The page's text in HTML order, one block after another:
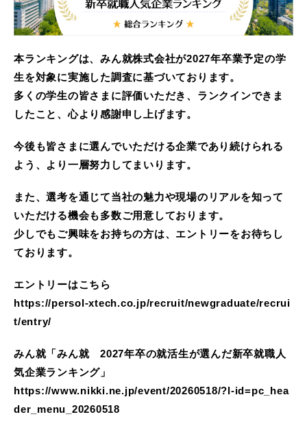
本ランキングは、みん就株式会社が2027年卒業予定の学
生を対象に実施した調査に基づいております。
多くの学生の皆さまに評価いただき、ランクインできま
したこと、心より感謝申し上げます。
今後も皆さまに選んでいただける企業であり続けられる
よう、より一層努力してまいります。
また、選考を通じて当社の魅力や現場のリアルを知って
いただける機会も多数ご用意しております。
少しでもご興味をお持ちの方は、エントリーをお待ちし
ております。
エントリーはこちら
https://persol-xtech.co.jp/recruit/newgraduate/recrui
t/entry/
みん就「みん就 2027年卒の就活生が選んだ新卒就職人
気企業ランキング」
https://www.nikki.ne.jp/event/20260518/?l-id=pc_hea
der_menu_20260518